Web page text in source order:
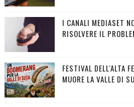
I CANALI MEDIASET
RISOLVERE IL
FESTIVAL DELL'ALTA
MUORE LA VALLE DI